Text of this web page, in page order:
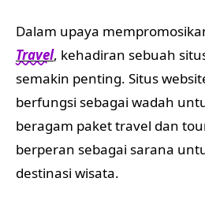
Dalam upaya
Travel, kehadiran sebuah
semakin penting. Situs
berfungsi sebagai wadah
beragam paket travel dan
berperan sebagai sarana
destinasi wisata.